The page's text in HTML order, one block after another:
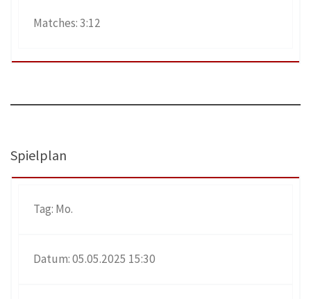
3:12
Spielplan
Mo.
05.05.2025 15:30